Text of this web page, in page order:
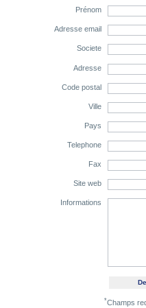
Prénom
Adresse email
Societe
Adresse
Code postal
Ville
Pays
Telephone
Fax
Site web
Informations
*Champs